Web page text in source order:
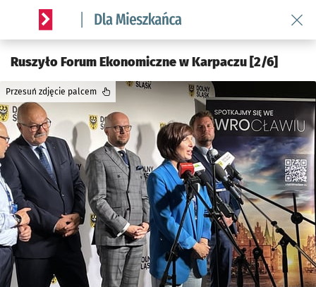
Serwis informacyjny wroclaw.pl podserwis: Dla mieszkańca
Ruszyło Forum Ekonomiczne w Karpaczu [2/6]
Przesuń zdjęcie palcem